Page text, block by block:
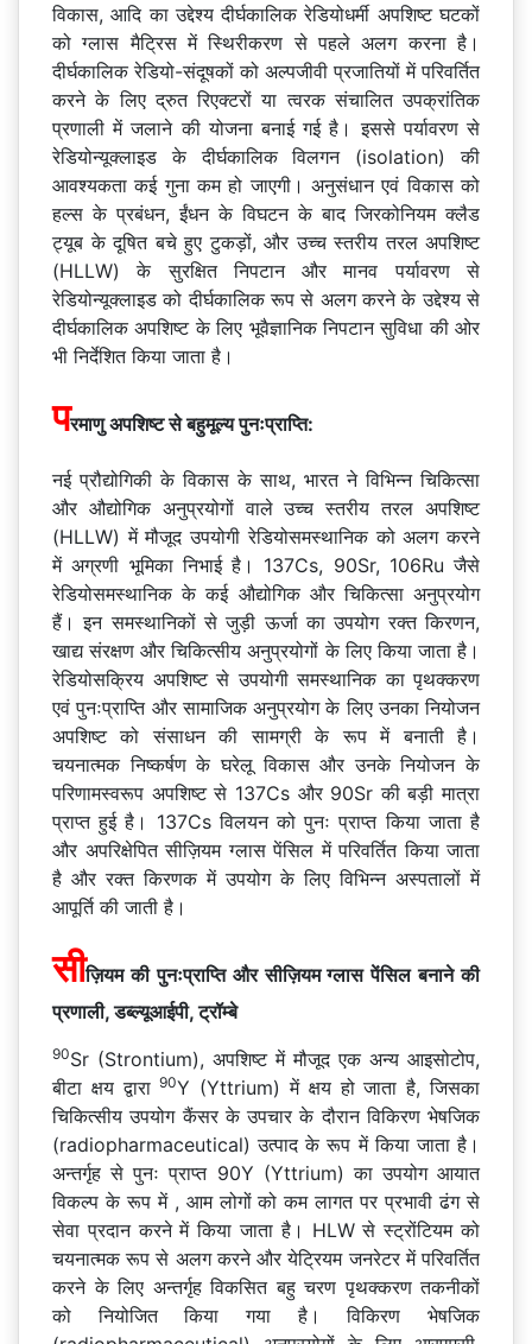
विकास, आदि का उद्देश्य दीर्घकालिक रेडियोधर्मी अपशिष्ट घटकों
को ग्लास मैट्रिस में स्थिरीकरण से पहले अलग करना है।
दीर्घकालिक रेडियो-संदूषकों को अल्पजीवी प्रजातियों में परिवर्तित
करने के लिए द्रुत रिएक्टरों या त्वरक संचालित उपक्रांतिक
प्रणाली में जलाने की योजना बनाई गई है। इससे पर्यावरण से
रेडियोन्यूक्लाइड के दीर्घकालिक विलगन (isolation) की
आवश्यकता कई गुना कम हो जाएगी। अनुसंधान एवं विकास को
हल्स के प्रबंधन, ईंधन के विघटन के बाद जिरकोनियम क्लैड
ट्यूब के दूषित बचे हुए टुकड़ों, और उच्च स्तरीय तरल अपशिष्ट
(HLLW) के सुरक्षित निपटान और मानव पर्यावरण से
रेडियोन्यूक्लाइड को दीर्घकालिक रूप से अलग करने के उद्देश्य से
दीर्घकालिक अपशिष्ट के लिए भूवैज्ञानिक निपटान सुविधा की ओर
भी निर्देशित किया जाता है।
परमाणु अपशिष्ट से बहुमूल्य पुनःप्राप्ति:
नई प्रौद्योगिकी के विकास के साथ, भारत ने विभिन्न चिकित्सा
और औद्योगिक अनुप्रयोगों वाले उच्च स्तरीय तरल अपशिष्ट
(HLLW) में मौजूद उपयोगी रेडियोसमस्थानिक को अलग करने
में अग्रणी भूमिका निभाई है। 137Cs, 90Sr, 106Ru जैसे
रेडियोसमस्थानिक के कई औद्योगिक और चिकित्सा अनुप्रयोग
हैं। इन समस्थानिकों से जुड़ी ऊर्जा का उपयोग रक्त किरणन,
खाद्य संरक्षण और चिकित्सीय अनुप्रयोगों के लिए किया जाता है।
रेडियोसक्रिय अपशिष्ट से उपयोगी समस्थानिक का पृथक्करण
एवं पुनःप्राप्ति और सामाजिक अनुप्रयोग के लिए उनका नियोजन
अपशिष्ट को संसाधन की सामग्री के रूप में बनाती है।
चयनात्मक निष्कर्षण के घरेलू विकास और उनके नियोजन के
परिणामस्वरूप अपशिष्ट से 137Cs और 90Sr की बड़ी मात्रा
प्राप्त हुई है। 137Cs विलयन को पुनः प्राप्त किया जाता है
और अपरिक्षेपित सीज़ियम ग्लास पेंसिल में परिवर्तित किया जाता
है और रक्त किरणक में उपयोग के लिए विभिन्न अस्पतालों में
आपूर्ति की जाती है।
सीज़ियम की पुनःप्राप्ति और सीज़ियम ग्लास पेंसिल बनाने की
प्रणाली, डब्ल्यूआईपी, ट्रॉम्बे
90Sr (Strontium), अपशिष्ट में मौजूद एक अन्य आइसोटोप,
बीटा क्षय द्वारा90Y (Yttrium) में क्षय हो जाता है, जिसका
चिकित्सीय उपयोग कैंसर के उपचार के दौरान विकिरण भेषजिक
(radiopharmaceutical) उत्पाद के रूप में किया जाता है।
अन्तर्गृह से पुनः प्राप्त 90Y (Yttrium) का उपयोग आयात
विकल्प के रूप में , आम लोगों को कम लागत पर प्रभावी ढंग से
सेवा प्रदान करने में किया जाता है। HLW से स्ट्रोंटियम को
चयनात्मक रूप से अलग करने और येट्रियम जनरेटर में परिवर्तित
करने के लिए अन्तर्गृह विकसित बहु चरण पृथक्करण तकनीकों
को नियोजित किया गया है। विकिरण भेषजिक